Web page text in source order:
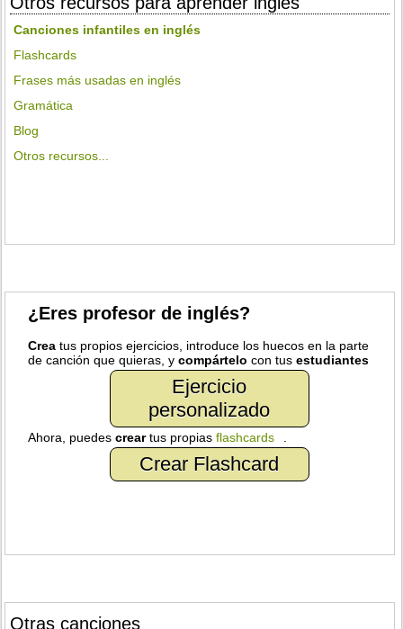
Canciones infantiles en inglés
Flashcards
Frases más usadas en inglés
Gramática
Blog
Otros recursos...
¿Eres profesor de inglés?
Crea tus propios ejercicios, introduce los huecos en la parte
de canción que quieras, ycompártelo con tusestudiantes
Ejercicio
personalizado
Ahora, puedescreartus propiasflashcards
Crear Flashcard
Otras canciones